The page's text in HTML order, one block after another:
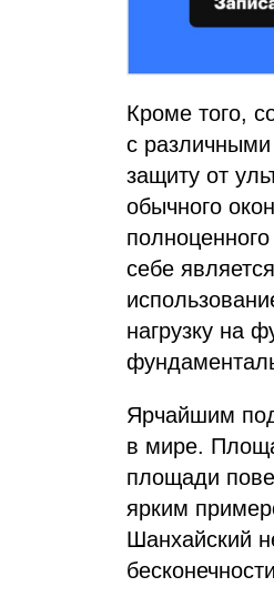
Кроме того,
с
защиту от
обычного
себе
нагрузку на
Ярчайшим
в мире.
площади
ярким
Шанхайский